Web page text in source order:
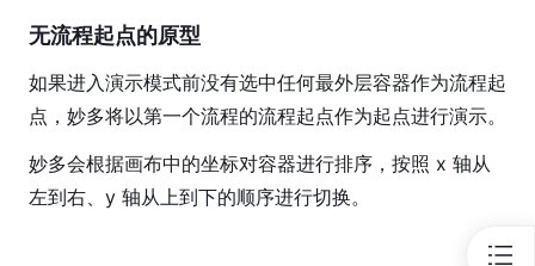
无流程起点的原型
如果进入演示模式前没有选中任何最外层容器作为流程起
点，妙多将以第一个流程的流程起点作为起点进行演示。
妙多会根据画布中的坐标对容器进行排序，按照 x 轴从
左到右、y 轴从上到下的顺序进行切换。